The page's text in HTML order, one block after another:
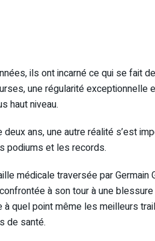
ils ont incarné ce qui se fait
une régularité exceptionnelle
haut niveau.
ans, une autre réalité s’est
podiums et les records.
médicale traversée par
à son tour à une
à quel point même les meilleurs
de santé.